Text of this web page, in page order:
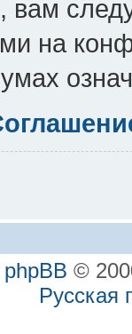
вам
на
phpBB ©
Русская